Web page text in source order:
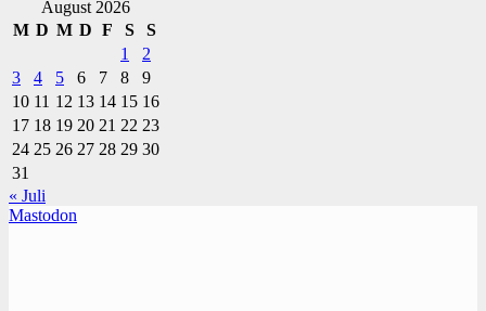
August 2026
M D M D F S
S
1
2
3
4 5 6 7 8
9
10 11 12 13 14 15 16
17 18 19 20 21 22 23
24 25 26 27 28 29 30
31
« Juli
Mastodon